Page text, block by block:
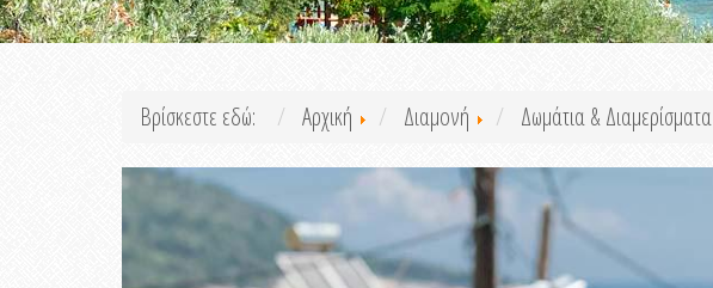
Βρίσκεστε εδώ: Αρχική Διαμονή Δωμάτια & Διαμερίσματα